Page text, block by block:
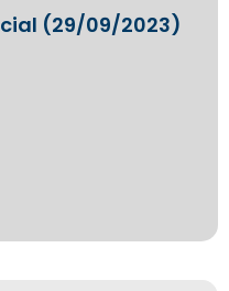
(29/09/2023)